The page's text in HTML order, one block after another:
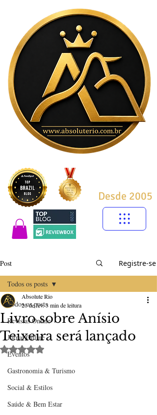
Desde 2005
Post Registre-se
Todos os posts
Revistas Online
Jornal Online
Eventos
Gastronomia & Turismo
Social & Estilos
Saúde & Bem Estar
Todos os posts
Livro sobre Anísio
Teixeira será lançado
Absolute Rio
20 de fev.3 min de leitura
Avaliado com NaN de 5 estrelas.